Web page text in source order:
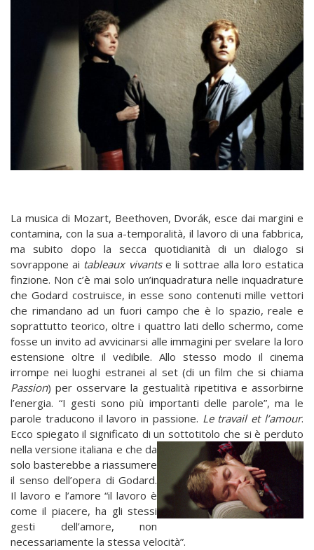
La musica di Mozart, Beethoven, Dvorák, esce dai margini e
contamina, con la sua a-temporalità, il lavoro di una fabbrica,
ma subito dopo la secca quotidianità di un dialogo si
sovrappone ai tableaux vivantse li sottrae alla loro estatica
finzione. Non c’è mai solo un’inquadratura nelle inquadrature
che Godard costruisce, in esse sono contenuti mille vettori
che rimandano ad un fuori campo che è lo spazio, reale e
soprattutto teorico, oltre i quattro lati dello schermo, come
fosse un invito ad avvicinarsi alle immagini per svelare la loro
estensione oltre il vedibile. Allo stesso modo il cinema
irrompe nei luoghi estranei al set (di un film che si chiama
Passion) per osservare la gestualità ripetitiva e assorbirne
l’energia. “I gesti sono più importanti delle parole”, ma le
parole traducono il lavoro in passione. Le travail et l’amour.
Ecco spiegato il significato di un sottotitolo che si è perduto
nella versione italiana e che da
solo basterebbe a riassumere
il senso dell’opera di Godard.
Il lavoro e l’amore “il lavoro è
come il piacere, ha gli stessi
gesti dell’amore, non
necessariamente la stessa velocità”.